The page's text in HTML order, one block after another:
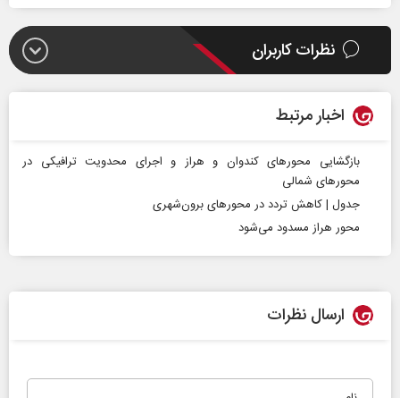
نظرات کاربران
اخبار مرتبط
بازگشایی محورهای کندوان و هراز و اجرای محدویت ترافیکی در
محورهای شمالی
جدول | کاهش تردد در محورهای برون‌شهری
محور هراز مسدود می‌شود
ارسال نظرات